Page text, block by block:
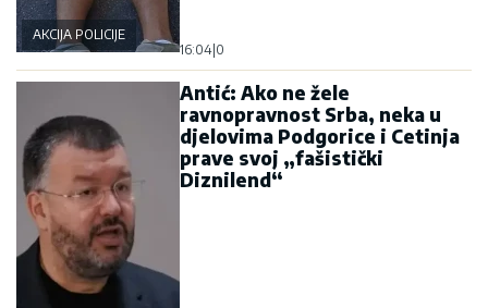
AKCIJA POLICIJE
16:04 0
Antić: Ako ne žele
ravnopravnost Srba, neka u
djelovima Podgorice i Cetinja
prave svoj „fašistički
Diznilend“